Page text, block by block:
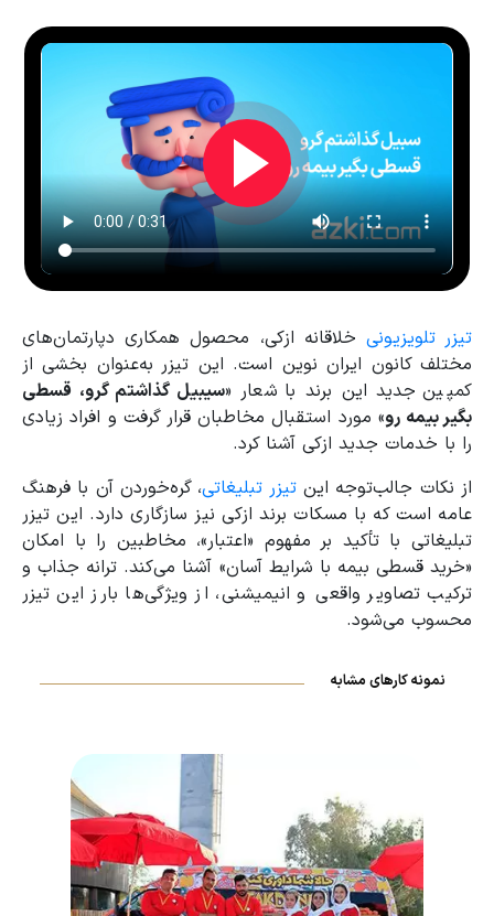
تیزر تلویزیونی خلاقانه ازکی، محصول همکاری دپارتمان‌های
مختلف کانون ایران نوین است. این تیزر به‌عنوان بخشی از
کمپین جدید این برند با شعار «سیبیل گذاشتم گرو، قسطی
بگیر بیمه رو» مورد استقبال مخاطبان قرار گرفت و افراد زیادی
را با خدمات جدید ازکی آشنا کرد.
از نکات جالب‌توجه اینتیزر تبلیغاتی، گره‌خوردن آن با فرهنگ
عامه است که با مسکات برند ازکی نیز سازگاری دارد. این تیزر
تبلیغاتی با تأکید بر مفهوم «اعتبار»، مخاطبین را با امکان
«خرید قسطی بیمه با شرایط آسان» آشنا می‌کند. ترانه جذاب و
ترکیب تصاویر واقعی و انیمیشنی، از ویژگی‌ها بارز این تیزر
محسوب می‌شود.
نمونه کارهای مشابه